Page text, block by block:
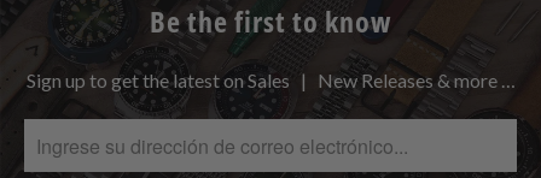
Be the first to know
Sign up to get the latest on Sales | New Releases & more …